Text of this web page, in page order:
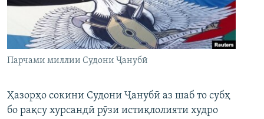
ГУЗОРИШҲОИ РАДИОӢ
Русский
Парчами миллии Судони Ҷанубӣ
Ҳазорҳо сокини Судони Ҷанубӣ аз шаб то субҳ
бо рақсу хурсандӣ рӯзи истиқлолияти худро